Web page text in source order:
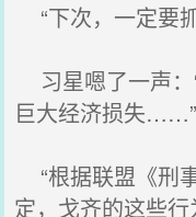
“下次，一定要
习星嗯了一声：
巨大经济损失……”
“根据联盟《刑
定，戈齐的这些